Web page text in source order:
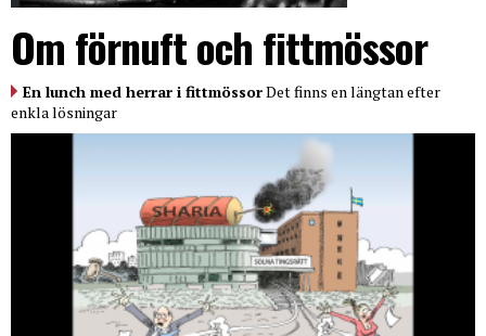
Om förnuft och fittmössor
En lunch med herrar i fittmössorDet finns en längtan efter
enkla lösningar